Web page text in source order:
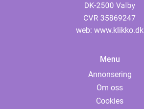
web: www.klikko.dk
Menu
Annonsering
Om oss
Cookies